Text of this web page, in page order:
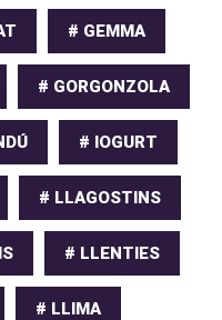
# GEMMA
# GORGONZOLA
# IOGURT
# LLAGOSTINS
# LLENTIES
# LLIMA